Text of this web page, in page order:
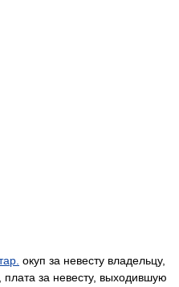
окуп за невесту владельцу,
за невесту, выходившую